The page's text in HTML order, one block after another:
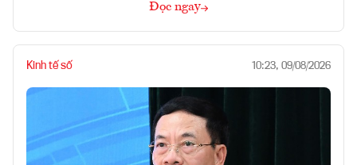
Đọc ngay
Kinh tế số 10:23, 09/08/2026